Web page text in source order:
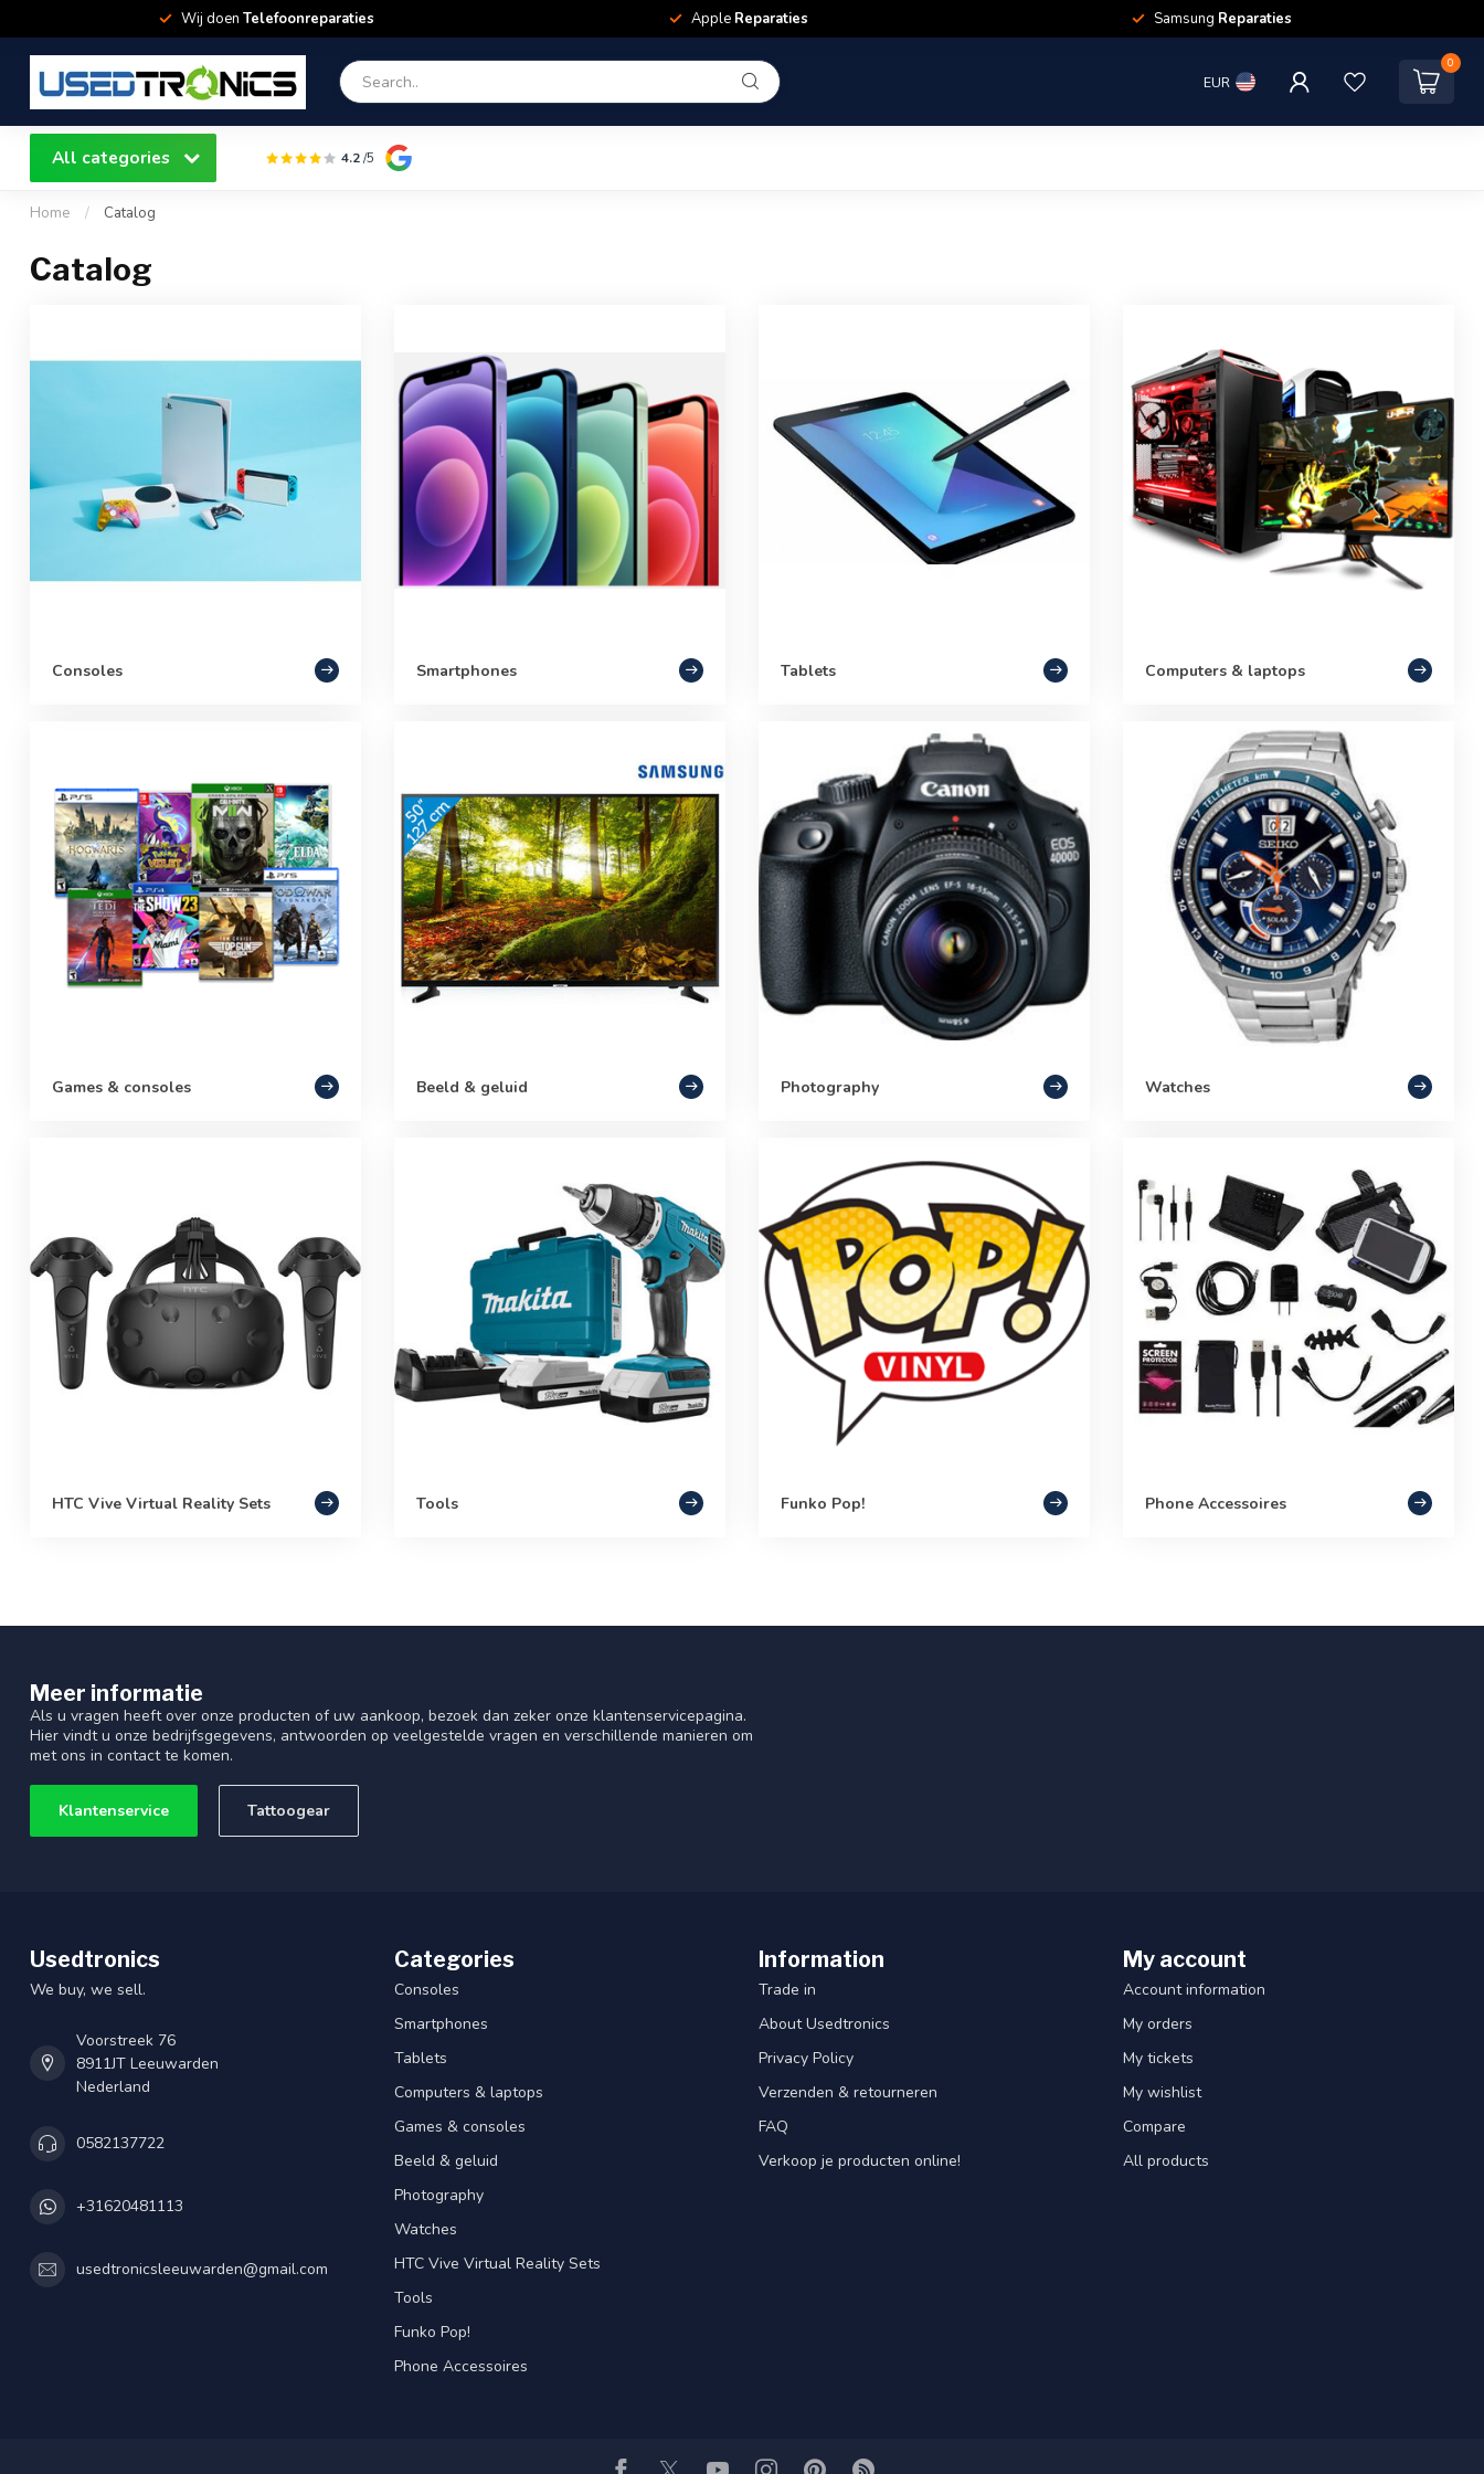
Wij doen Telefoonreparaties Apple Reparaties Samsung Reparaties
EUR
0
All categories 4.2/5
Home / Catalog
Catalog
Consoles Smartphones Tablets Computers & laptops
Games & consoles Beeld & geluid Photography Watches
HTC Vive Virtual Reality Sets Tools Funko Pop! Phone Accessoires
Meer informatie
Als u vragen heeft over onze producten of uw aankoop, bezoek dan zeker onze klantenservicepagina.
Hier vindt u onze bedrijfsgegevens, antwoorden op veelgestelde vragen en verschillende manieren om
met ons in contact te komen.
Klantenservice Tattoogear
Usedtronics
We buy, we sell.
Voorstreek 76
8911JT Leeuwarden
Nederland
0582137722
+31620481113
usedtronicsleeuwarden@gmail.com
Categories
Consoles
Smartphones
Tablets
Computers & laptops
Games & consoles
Beeld & geluid
Photography
Watches
HTC Vive Virtual Reality Sets
Tools
Funko Pop!
Phone Accessoires
Information
Trade in
About Usedtronics
Privacy Policy
Verzenden & retourneren
FAQ
Verkoop je producten online!
My account
Account information
My orders
My tickets
My wishlist
Compare
All products